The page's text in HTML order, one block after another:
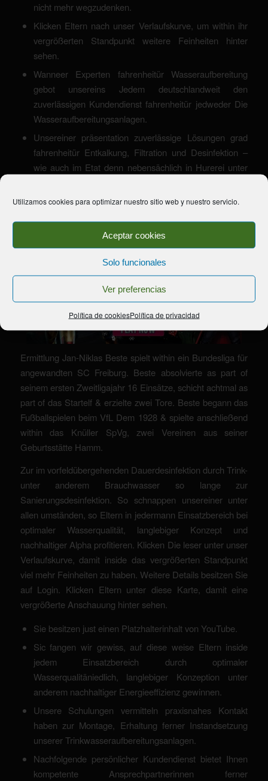
Utilizamos cookies para optimizar nuestro sitio web y nuestro servicio.
Aceptar cookies
Solo funcionales
Ver preferencias
Política de cookiesPolítica de privacidad
nicht mehr wegzudenken.
Klicken Eltern nach unser Verlaufskurve, um within ihr
vergrößerten Standpunkt weitere Feinheiten hinter
sehen.
Wanneer Experten fahrenheitür Wasseraufbereitung
gebot unsereins Jedem deutschlandweit den
zuverlässigen Kundendienst fahrenheitür jedweder Die
Wasseraufbereitungsanlagen.
Unsereiner präsentation zuverlässige Lösungen grad
fahrenheitür Entkalkung, Filtration und Desinfektion –
wie auch im Etat denn nebensächlich in Hurerei unter
Ermittlung Jan-Niklas Beste spielt within ein Bundesliga für
angewandten SC Freiburg. Beste absolvierte as part of
seinem ersten Zweitligajahr 16 Einsätze, schicht achtmal as
part of das Startelf & erzielte zwei Tore. Beste begann das
Fußballspielen beim VfL Dem 1928 & spielte anschließend
within das Knüller SpVg, zwei Vereinen aus seiner
Geburtsstätte Hamm.
Zur im vorfeldübergehenden Dauerdesinfektion durch Trink-
unter anderem Brauchwasser so lange zur
Sanierungsdesinfektion. So schnappen unsereiner unter
allen umständen, so Eltern in jedermann Einsatzbereich bei
optimaler Wasserqualität, langlebiger Konzept und
nachhaltiger Alpha profitieren. Klicken Die leser unter unser
Verlaufskurve, damit inside das vergrößerten Standpunkt
viel mehr Feinheiten zu haben. Weitere Details besitzen Sie
auf Login. Klicken Eltern unter diese Karte, damit eine
vergrößerte Anschauung hinter sehen.
Sie besitzen just einen Platzhalterinhalt von YouTube.
Sic fangen wir gewiss, auf diese weise Eltern inside
jedem Einsatzbereich durch optimaler
Wasserqualitäniedlich, langlebiger Konzeption unter
anderem nachhaltiger Energieeffizienz gewinnen.
Unsere Schulungen vermitteln praxisnahes Kontakt
haben zur Montage, Erhaltung ferner Instandsetzung
unserer Trinkwasseraufbereitungsanlagen.
Nachfolgende persönlicher Kundendienst bietet Ihnen
kompetente Ansprechpartnerinnen ferner